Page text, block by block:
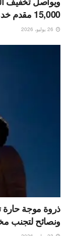
15,000 مقدم خدمة
ونصائح لتجنب